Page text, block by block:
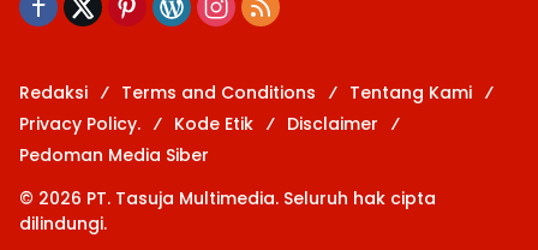
Redaksi Terms and Conditions
Tentang Kami
Privacy Policy.
Kode Etik
Disclaimer
Pedoman Media Siber
© 2026 PT. Tasuja Multimedia. Seluruh hak cipta
dilindungi.